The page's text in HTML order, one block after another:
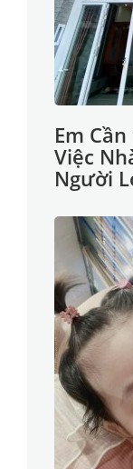
Em
Việc
Người